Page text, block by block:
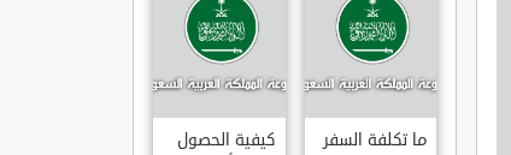
تركيا
ما تكلفة السفر
كيفية الحصول